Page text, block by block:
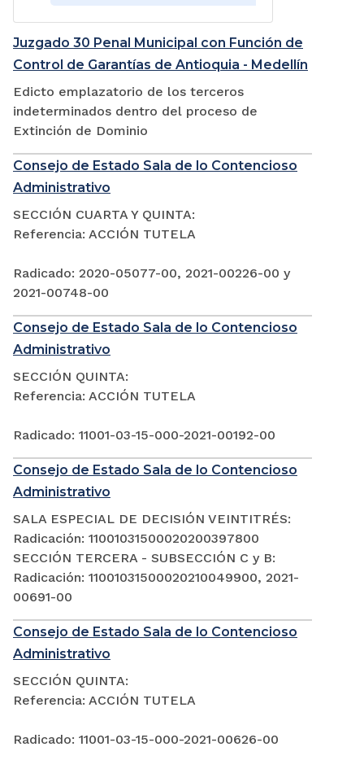
Juzgado 30 Penal Municipal con Función de
Control de Garantías de Antioquia - Medellín
Edicto emplazatorio de los terceros
indeterminados dentro del proceso de
Extinción de Dominio
Consejo de Estado Sala de lo Contencioso
Administrativo
SECCIÓN CUARTA Y QUINTA:
Referencia: ACCIÓN TUTELA
Radicado: 2020-05077-00, 2021-00226-00 y
2021-00748-00
Consejo de Estado Sala de lo Contencioso
Administrativo
SECCIÓN QUINTA:
Referencia: ACCIÓN TUTELA
Radicado: 11001-03-15-000-2021-00192-00
Consejo de Estado Sala de lo Contencioso
Administrativo
SALA ESPECIAL DE DECISIÓN VEINTITRÉS:
Radicación: 11001031500020200397800
SECCIÓN TERCERA - SUBSECCIÓN C y B:
Radicación: 11001031500020210049900, 2021-
00691-00
Consejo de Estado Sala de lo Contencioso
Administrativo
SECCIÓN QUINTA:
Referencia: ACCIÓN TUTELA
Radicado: 11001-03-15-000-2021-00626-00